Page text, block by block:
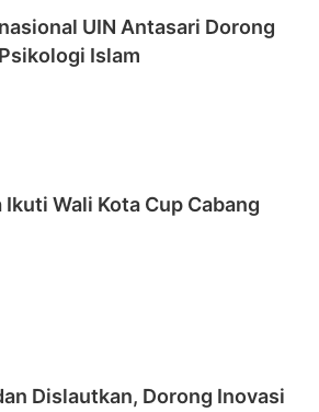
UIN Antasari Dorong
Islam
Wali Kota Cup Cabang
Dislautkan, Dorong Inovasi